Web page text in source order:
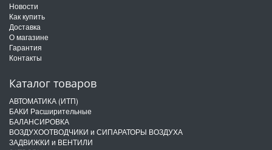
Новости
Как купить
Доставка
О магазине
Гарантия
Контакты
Каталог товаров
АВТОМАТИКА (ИТП)
БАКИ Расширительные
БАЛАНСИРОВКА
ВОЗДУХООТВОДЧИКИ и СИПАРАТОРЫ ВОЗДУХА
ЗАДВИЖКИ и ВЕНТИЛИ